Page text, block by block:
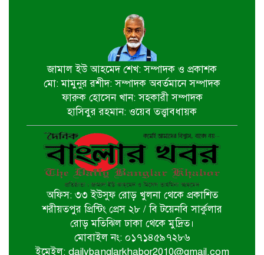
৫ আগস্ট স্বাধীনতাপ্রিয় মানুষের বিজয়ের
দিন-প্রধানমন্ত্রী
পাইকগাছায় জুলাই গণঅভ্যুত্থান দিবস
পালিত
বটিয়াঘাটায় জুলাই গণঅভ্যুত্থান দিবস
উপলক্ষ্যে পুরস্কার বিতরণ ও সভা অনুষ্ঠিত
দিঘলিয়ায় ট্রাক চাপায় নিহতের ঘটনায়
ঘাতক ট্রাক চালককে গ্রেফতার করেছে
র‍্যাব-৬
জামাল ইউ আহমেদ শেখ: সম্পাদক ও প্রকাশক
মো: মামুনুর রশীদ: সম্পাদক অবর্তমানে সম্পাদক
ফারুক হোসেন খান: সহকারী সম্পাদক
হাসিবুর রহমান: ওয়েব তত্ত্বাবধায়ক
অফিস: ৩৩ ইউসুফ রোড় খুলনা থেকে প্রকাশিত
শরীয়তপুর প্রিন্টিং প্রেস ২৮ / বি টয়েনবি সার্কুলার
রোড় মতিঝিল ঢাকা থেকে মুদ্রিত।
মোবাইল নং: ০১৭১৪৫৯৭২৮৬
ইমেইল: dailybanglarkhabor2010@gmail.com